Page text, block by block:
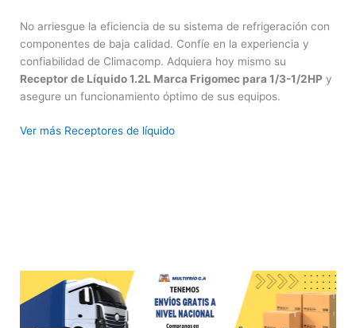
No arriesgue la eficiencia de su sistema de refrigeración con
componentes de baja calidad. Confíe en la experiencia y
confiabilidad de Climacomp. Adquiera hoy mismo su
Receptor de Líquido 1.2L Marca Frigomec para 1/3-1/2HP y
asegure un funcionamiento óptimo de sus equipos.
Ver más Receptores de líquido